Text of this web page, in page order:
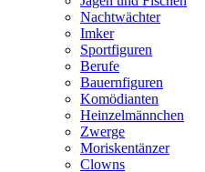
Nachtwächter
Imker
Sportfiguren
Berufe
Bauernfiguren
Komödianten
Heinzelmännchen
Zwerge
Moriskentänzer
Clowns